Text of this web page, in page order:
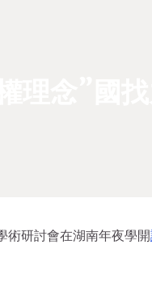
術研討會在湖南年夜學開